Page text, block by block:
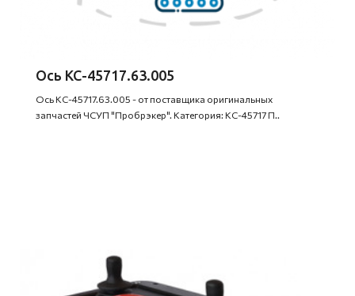
Ось КС-45717.63.005
Ось КС-45717.63.005 - от поставщика оригинальных
запчастей ЧСУП "Пробрэкер". Категория: КС-45717 П..